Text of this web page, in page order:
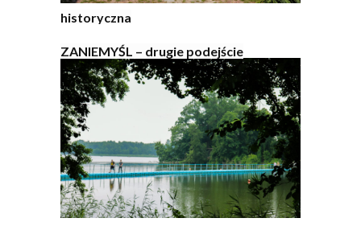
historyczna
ZANIEMYŚL – drugie podejście